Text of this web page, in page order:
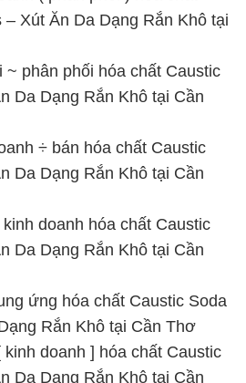
÷ bán hóa chất Caustic
Da Dạng Rắn Khô tại Cần
doanh hóa chất Caustic
Da Dạng Rắn Khô tại Cần
ứng hóa chất Caustic Soda
Rắn Khô tại Cần Thơ
doanh ] hóa chất Caustic
Da Dạng Rắn Khô tại Cần
cấp hóa chất Caustic Soda
Rắn Khô tại Cần Thơ
doanh / bán hóa chất Caustic